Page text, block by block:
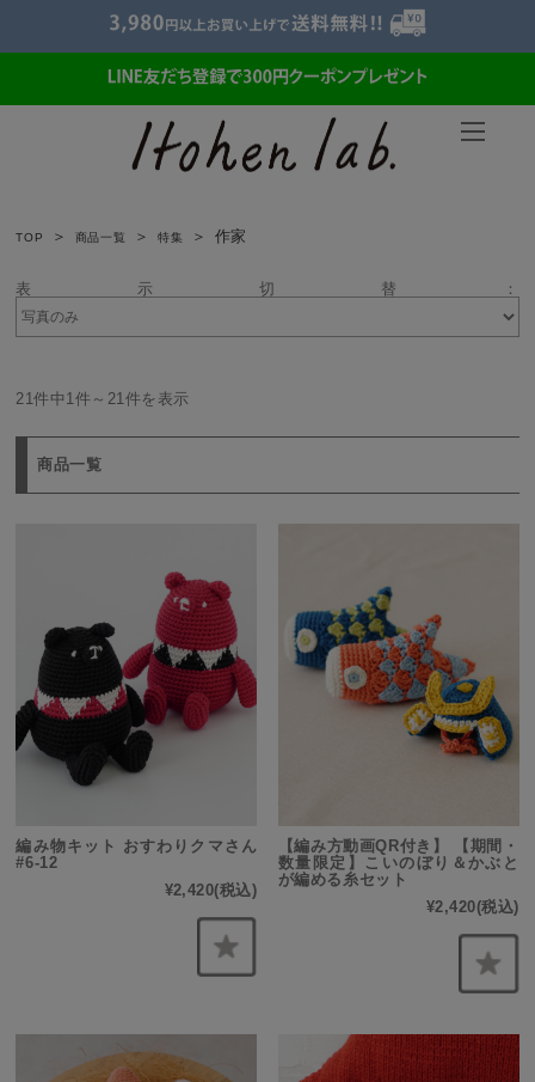
TOP 商品一覧 特集 作家
表示切替：
21件中1件～21件を表示
商品一覧
編み物キット おすわりクマさん
#6-12
¥2,420(税込)
【編み方動画QR付き】 【期間・
数量限定】こいのぼり＆かぶと
が編める糸セット
¥2,420(税込)